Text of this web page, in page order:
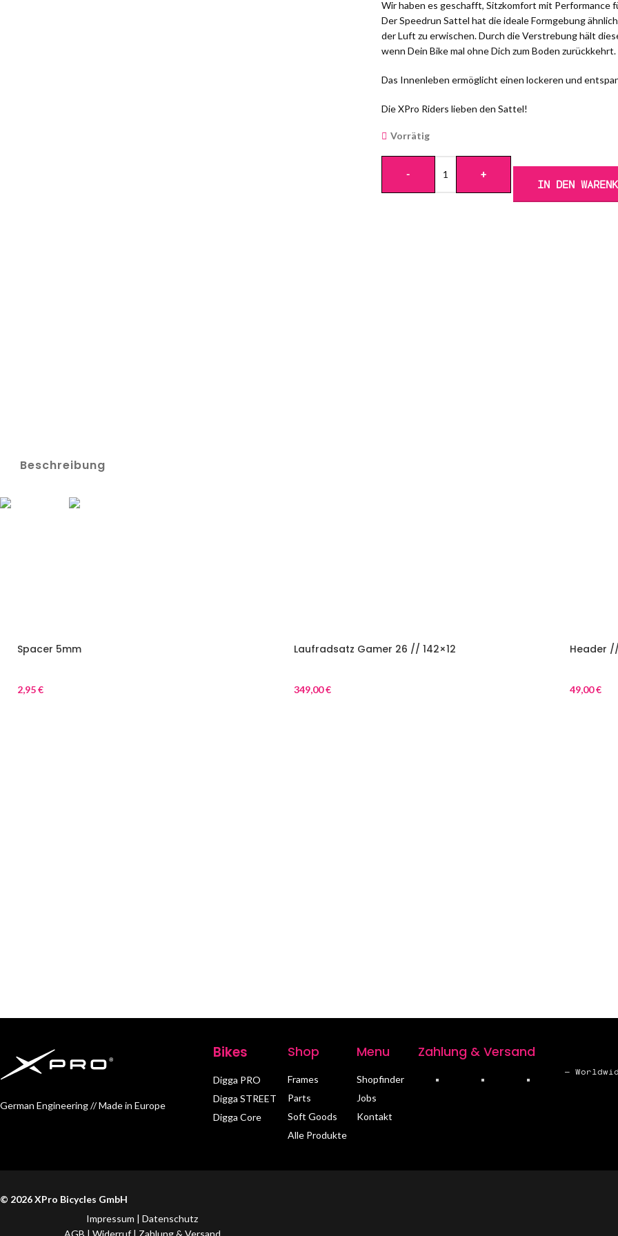
Wir haben es geschafft, Sitzkomfort mit Performance
Der Speedrun Sattel hat die ideale Formgebung
der Luft zu erwischen. Durch die Verstrebung hält
wenn Dein Bike mal ohne Dich zum Boden zurückkehrt.
Das Innenleben ermöglicht einen lockeren und
Die XPro Riders lieben den Sattel!
Vorrätig
- +
IN DEN
Beschreibung
Spacer 5mm
2,95€
Laufradsatz Gamer 26 // 142×12
349,00€
Header //
49,00€
German Engineering // Made in Europe
Bikes
Digga PRO
Digga STREET
Digga Core
Shop
Frames
Parts
Soft Goods
Alle Produkte
Menu
Shopfinder
Jobs
Kontakt
Zahlung & Versand
–
© 2026 XPro Bicycles GmbH
Impressum | Datenschutz
AGB | Widerruf| Zahlung & Versand